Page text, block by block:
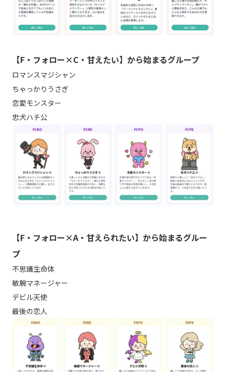
【F・フォロー×C・甘えたい】から始まるグループ
ロマンスマジシャン
ちゃっかりうさぎ
恋愛モンスター
忠犬ハチ公
【F・フォロー×A・甘えられたい】から始まるグルー
プ
不思議生命体
敏腕マネージャー
デビル天使
最後の恋人